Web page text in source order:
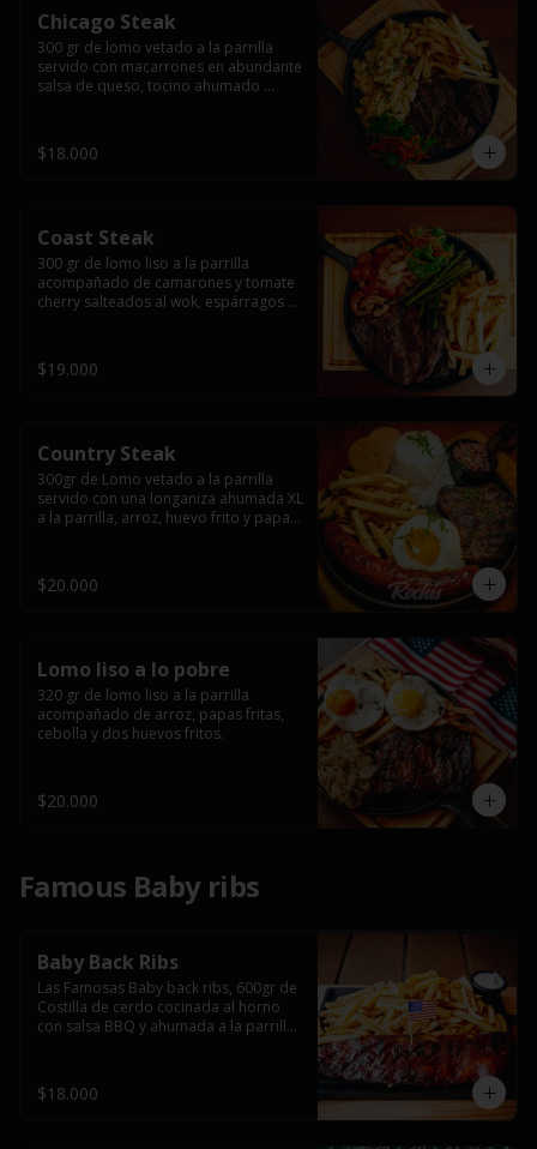
Chicago Steak
300 gr de lomo vetado a la parrilla
servido con macarrones en abundante
salsa de queso, tocino ahumado
$18.000
Coast Steak
300 gr de lomo liso a la parrilla
acompañado de camarones y tomate
cherry salteados al wok, espárragos
$19.000
Country Steak
300gr de Lomo vetado a la parrilla
servido con una longaniza ahumada XL
a la parrilla, arroz, huevo frito y papas
$20.000
Lomo liso a lo pobre
320 gr de lomo liso a la parrilla
acompañado de arroz, papas fritas,
cebolla y dos huevos fritos.
$20.000
Famous Baby ribs
Baby Back Ribs
Las Famosas Baby back ribs, 600gr de
Costilla de cerdo cocinada al horno
con salsa BBQ y ahumada a la parrilla
$18.000